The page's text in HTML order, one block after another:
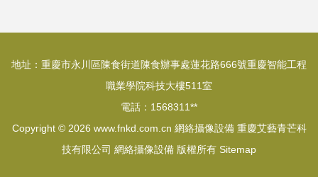
地址：重慶市永川區陳食街道陳食辦事處蓮花路666號重慶智能工程
職業學院科技大樓511室
電話：1568311**
Copyright © 2026 www.fnkd.com.cn 網絡攝像設備 重慶艾藝青芒科
技有限公司 網絡攝像設備 版權所有 Sitemap